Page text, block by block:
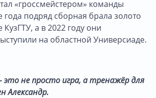
«гроссмейстером» команды
подряд сборная брала золото
КузГТУ, а в 2022 году они
на областной Универсиаде.
не просто игра, а тренажёр для
Александр.